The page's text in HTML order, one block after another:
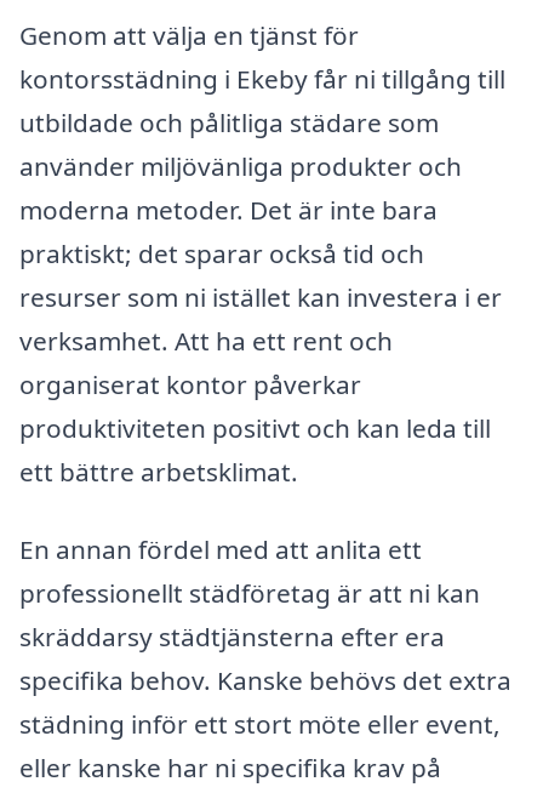
Genom att välja en tjänst för
kontorsstädning i Ekeby får ni tillgång till
utbildade och pålitliga städare som
använder miljövänliga produkter och
moderna metoder. Det är inte bara
praktiskt; det sparar också tid och
resurser som ni istället kan investera i er
verksamhet. Att ha ett rent och
organiserat kontor påverkar
produktiviteten positivt och kan leda till
ett bättre arbetsklimat.
En annan fördel med att anlita ett
professionellt städföretag är att ni kan
skräddarsy städtjänsterna efter era
specifika behov. Kanske behövs det extra
städning inför ett stort möte eller event,
eller kanske har ni specifika krav på